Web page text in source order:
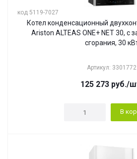
код 5119-7027
Котел конденсационный
Ariston ALTEAS ONE+ NET 30, с
сгорания, 30
Артикул: 3301772
125 273 руб./
В